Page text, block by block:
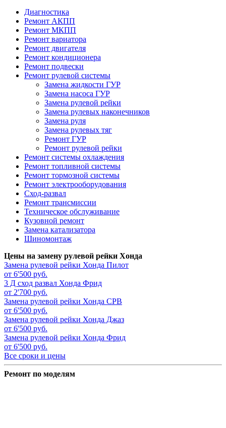
Диагностика
Ремонт АКПП
Ремонт МКПП
Ремонт вариатора
Ремонт двигателя
Ремонт кондиционера
Ремонт подвески
Ремонт рулевой системы
Замена жидкости ГУР
Замена насоса ГУР
Замена рулевой рейки
Замена рулевых наконечников
Замена руля
Замена рулевых тяг
Ремонт ГУР
Ремонт рулевой рейки
Ремонт системы охлаждения
Ремонт топливной системы
Ремонт тормозной системы
Ремонт электрооборудования
Сход-развал
Ремонт трансмиссии
Техническое обслуживание
Кузовной ремонт
Замена катализатора
Шиномонтаж
Цены на замену рулевой рейки Хонда
Замена рулевой рейки Хонда Пилот
от 6'500 руб.
3 Д сход развал Хонда Фрид
от 2'700 руб.
Замена рулевой рейки Хонда СРВ
от 6'500 руб.
Замена рулевой рейки Хонда Джаз
от 6'500 руб.
Замена рулевой рейки Хонда Фрид
от 6'500 руб.
Все сроки и цены
Ремонт по моделям